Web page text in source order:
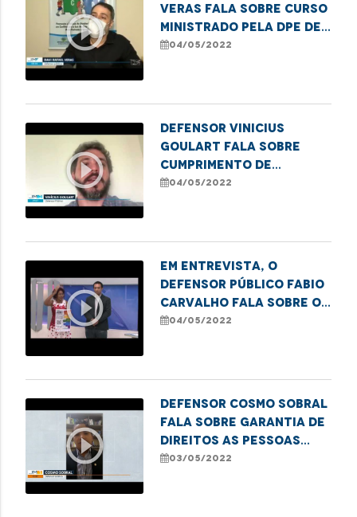
play_circle_outline
Veras fala sobre curso
ministrado pela DPE de
proteção de estupro
04/05/2022
play_circle_outline
Defensor Vinicius
Goulart fala sobre
cumprimento de
transferência para UTI
04/05/2022
play_circle_outline
Em entrevista, o
defensor público Fabio
Carvalho fala sobre os
preparativos para a 1ª
LGBTQIA+ em Imperatriz.
04/05/2022
play_circle_outline
Defensor Cosmo Sobral
fala sobre garantia de
direitos as pessoas
com Transtorno do
03/05/2022